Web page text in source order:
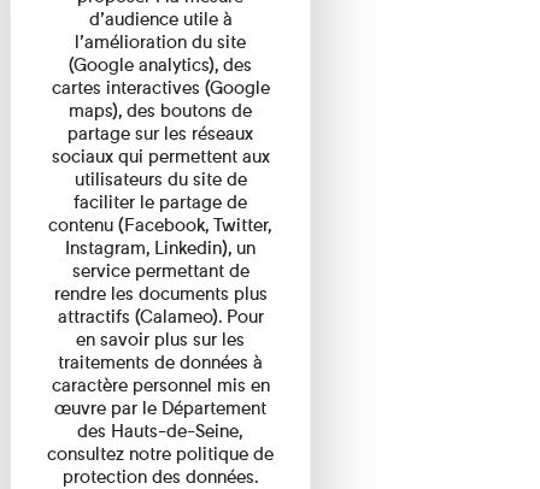
d’audience utile à
l’amélioration du site
(Google analytics), des
cartes interactives (Google
maps), des boutons de
partage sur les réseaux
sociaux qui permettent aux
utilisateurs du site de
faciliter le partage de
contenu (Facebook, Twitter,
Instagram, Linkedin), un
service permettant de
rendre les documents plus
attractifs (Calameo). Pour
en savoir plus sur les
traitements de données à
caractère personnel mis en
œuvre par le Département
des Hauts-de-Seine,
consultez notre politique de
protection des données.